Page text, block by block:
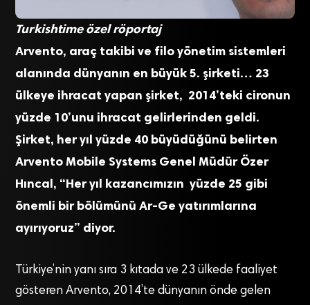
Turkishtime özel röportaj
Arvento, araç takibi ve filo yönetim sistemleri
alanında dünyanın en büyük 5. şirketi… 23
ülkeye ihracat yapan şirket, 2014’teki cironun
yüzde 10’unu ihracat gelirlerinden geldi.
Şirket, her yıl yüzde 40 büyüdüğünü belirten
Arvento Mobile Systems Genel Müdür Özer
Hıncal, “Her yıl kazancımızın yüzde 25 gibi
önemli bir bölümünü Ar-Ge yatırımlarına
ayırıyoruz” diyor.
Türkiye’nin yanı sıra 3 kıtada ve 23 ülkede faaliyet
gösteren Arvento, 2014’te dünyanın önde gelen